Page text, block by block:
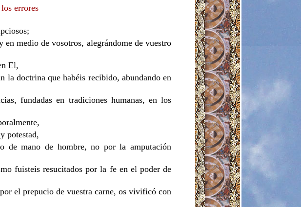
errores
en medio de vosotros, alegrándome de vuestro
El,
la doctrina que habéis recibido, abundando en
fundadas en tradiciones humanas, en los
potestad,
de mano de hombre, no por la amputación
fuisteis resucitados por la fe en el poder de
el prepucio de vuestra carne, os vivificó con